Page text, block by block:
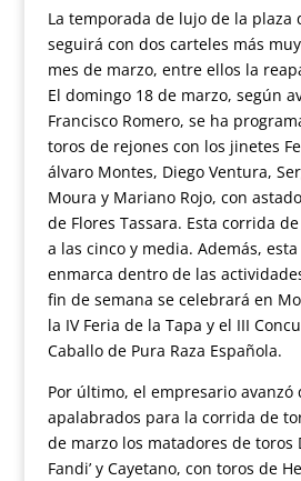
La temporada de lujo de la plaza
seguirá con dos carteles más
mes de marzo, entre ellos la
El domingo 18 de marzo, según
Francisco Romero, se ha
toros de rejones con los jinetes
álvaro Montes, Diego Ventura,
Moura y Mariano Rojo, con
de Flores Tassara. Esta corrida
a las cinco y media. Además,
enmarca dentro de las
fin de semana se celebrará en
la IV Feria de la Tapa y el III
Caballo de Pura Raza Española.
Por último, el empresario avanzó
apalabrados para la corrida de
de marzo los matadores de toros
Fandi’ y Cayetano, con toros de